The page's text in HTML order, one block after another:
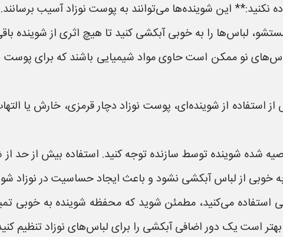
نکنید:** این شوینده‌ها می‌توانند به پوست نوزاد آسیب برسانند.
لباس‌ها را به خوبی آبکشی کنید تا هیچ اثری از شوینده
نو ممکن است حاوی مواد شیمیایی باشند که برای پوست
از شوینده‌ای، پوست نوزاد دچار قرمزی، خارش یا
شده شوینده توسط سازنده توجه کنید. استفاده بیش از حد از
خوبی از لباس آبکشی نشود و باعث ایجاد حساسیت در نوزاد
استفاده می‌کنید، مطمئن شوید که محفظه شوینده به خوبی
است یک دور اضافی آبکشی را برای لباس‌های نوزاد تنظیم